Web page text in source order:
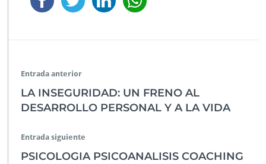
Entrada anterior
LA INSEGURIDAD: UN FRENO AL
DESARROLLO PERSONAL Y A LA VIDA
Entrada siguiente
PSICOLOGIA PSICOANALISIS COACHING